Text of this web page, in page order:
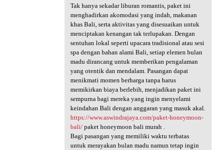
Tak hanya sekadar liburan romantis, paket ini
menghadirkan akomodasi yang indah, makanan
khas Bali, serta aktivitas yang disesuaikan untuk
menciptakan kenangan tak terlupakan. Dengan
sentuhan lokal seperti upacara tradisional atau sesi
spa dengan bahan alami Bali, setiap elemen bulan
madu dirancang untuk memberikan pengalaman
yang otentik dan mendalam. Pasangan dapat
menikmati momen berharga tanpa harus
memikirkan biaya berlebih, menjadikan paket ini
sempurna bagi mereka yang ingin menyelami
keindahan Bali dengan anggaran yang masuk akal.
https://www.aswindrajaya.com/paket-honeymoon-
bali/paket honeymoon bali murah .
Bagi pasangan yang memiliki waktu terbatas
untuk merayakan bulan madu namun tetap ingin